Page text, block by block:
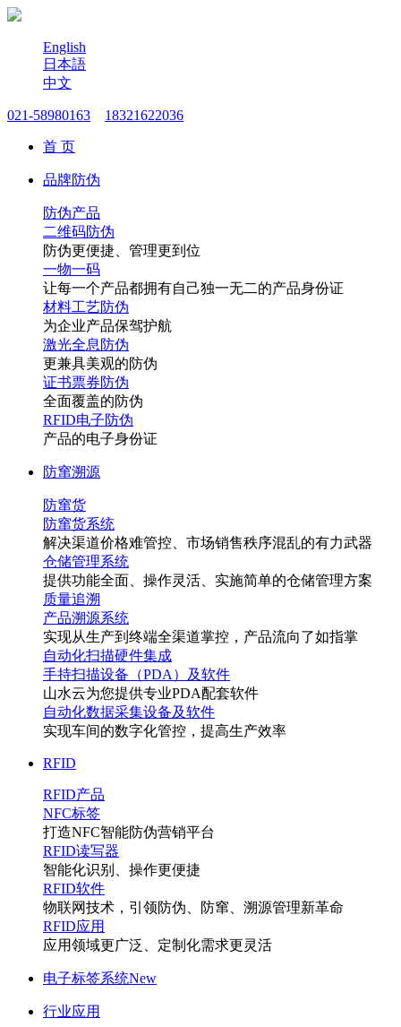
English
日本語
中文
021-58980163 18321622036
首 页
品牌防伪
防伪产品
二维码防伪
防伪更便捷、管理更到位
一物一码
让每一个产品都拥有自己独一无二的产品身份证
材料工艺防伪
为企业产品保驾护航
激光全息防伪
更兼具美观的防伪
证书票券防伪
全面覆盖的防伪
RFID电子防伪
产品的电子身份证
防窜溯源
防窜货
防窜货系统
解决渠道价格难管控、市场销售秩序混乱的有力武器
仓储管理系统
提供功能全面、操作灵活、实施简单的仓储管理方案
质量追溯
产品溯源系统
实现从生产到终端全渠道掌控，产品流向了如指掌
自动化扫描硬件集成
手持扫描设备（PDA）及软件
山水云为您提供专业PDA配套软件
自动化数据采集设备及软件
实现车间的数字化管控，提高生产效率
RFID
RFID产品
NFC标签
打造NFC智能防伪营销平台
RFID读写器
智能化识别、操作更便捷
RFID软件
物联网技术，引领防伪、防窜、溯源管理新革命
RFID应用
应用领域更广泛、定制化需求更灵活
电子标签系统New
行业应用